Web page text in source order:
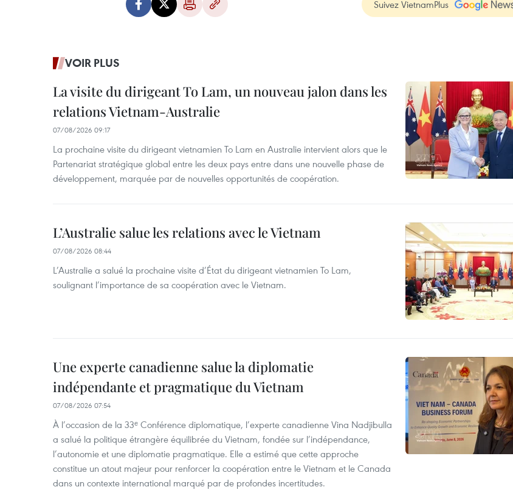
Suivez VietnamPlus
VOIR PLUS
La visite du dirigeant To Lam, un nouveau jalon dans les
relations Vietnam-Australie
07/08/2026 09:17
La prochaine visite du dirigeant vietnamien To Lam en Australie intervient alors que le
Partenariat stratégique global entre les deux pays entre dans une nouvelle phase de
développement, marquée par de nouvelles opportunités de coopération.
L’Australie salue les relations avec le Vietnam
07/08/2026 08:44
L’Australie a salué la prochaine visite d’État du dirigeant vietnamien To Lam,
soulignant l’importance de sa coopération avec le Vietnam.
Une experte canadienne salue la diplomatie
indépendante et pragmatique du Vietnam
07/08/2026 07:54
À l’occasion de la 33ᵉ Conférence diplomatique, l’experte canadienne Vina Nadjibulla
a salué la politique étrangère équilibrée du Vietnam, fondée sur l’indépendance,
l’autonomie et une diplomatie pragmatique. Elle a estimé que cette approche
constitue un atout majeur pour renforcer la coopération entre le Vietnam et le Canada
dans un contexte international marqué par de profondes incertitudes.